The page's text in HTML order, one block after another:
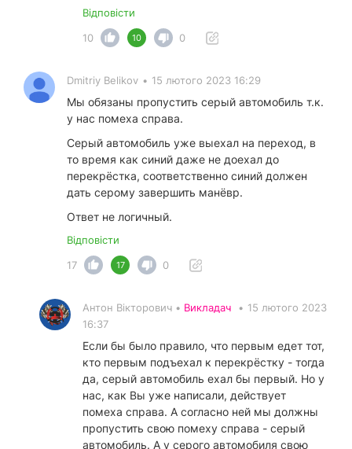
Відповісти
10
10 0
Dmitriy Belikov • 15 лютого 2023 16:29
Мы обязаны пропустить серый автомобиль т.к.
у нас помеха справа.
Серый автомобиль уже выехал на переход, в
то время как синий даже не доехал до
перекрёстка, соответственно синий должен
дать серому завершить манёвр.
Ответ не логичный.
Відповісти
17
17 0
Антон Вікторович • Викладач • 15 лютого 2023
16:37
Если бы было правило, что первым едет тот,
кто первым подъехал к перекрёстку - тогда
да, серый автомобиль ехал бы первый. Но у
нас, как Вы уже написали, действует
помеха справа. А согласно ней мы должны
пропустить свою помеху справа - серый
автомобиль. А у серого автомобиля свою